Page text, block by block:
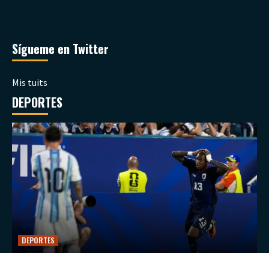
Sígueme en Twitter
Mis tuits
DEPORTES
DEPORTES